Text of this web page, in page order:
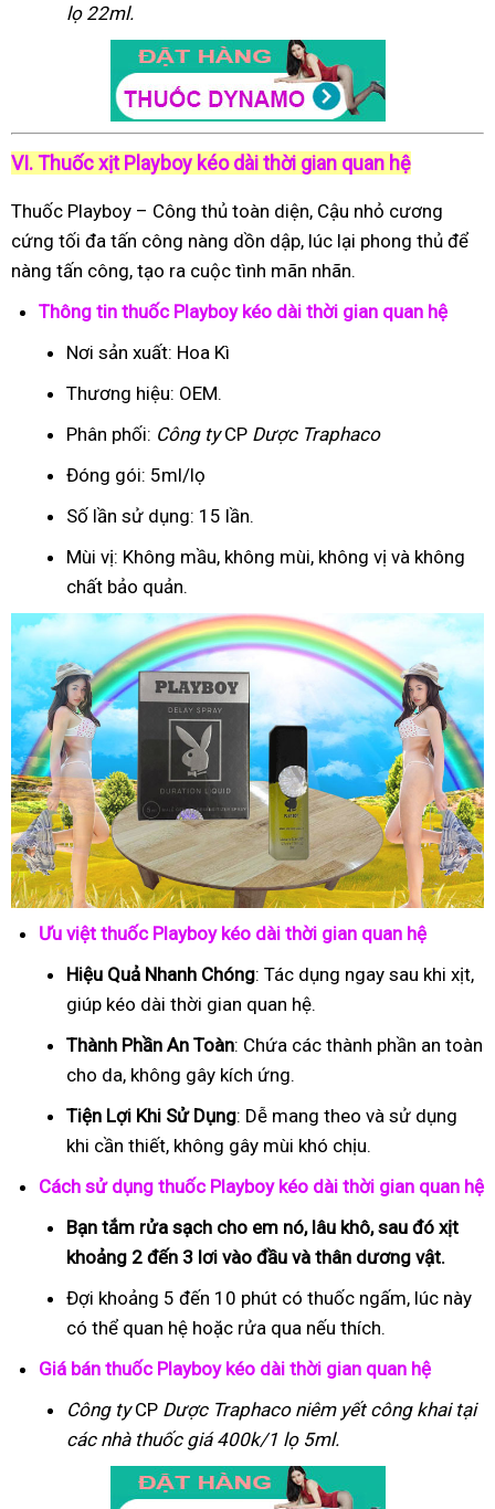
lọ 22ml.
VI. Thuốc xịt Playboy kéo dài thời gian quan hệ
Thuốc Playboy – Công thủ toàn diện, Cậu nhỏ cương
cứng tối đa tấn công nàng dồn dập, lúc lại phong thủ để
nàng tấn công, tạo ra cuộc tình mãn nhãn.
Thông tin thuốc Playboy kéo dài thời gian quan hệ
Nơi sản xuất: Hoa Kì
Thương hiệu: OEM.
Phân phối: Công tyCP Dược Traphaco
Đóng gói: 5ml/lọ
Số lần sử dụng: 15 lần.
Mùi vị: Không mầu, không mùi, không vị và không
chất bảo quản.
Ưu việt thuốc Playboy kéo dài thời gian quan hệ
Hiệu Quả Nhanh Chóng: Tác dụng ngay sau khi xịt,
giúp kéo dài thời gian quan hệ.
Thành Phần An Toàn: Chứa các thành phần an toàn
cho da, không gây kích ứng.
Tiện Lợi Khi Sử Dụng: Dễ mang theo và sử dụng
khi cần thiết, không gây mùi khó chịu.
Cách sử dụng thuốc Playboy kéo dài thời gian quan hệ
Bạn tắm rửa sạch cho em nó, lâu khô, sau đó xịt
khoảng 2 đến 3 lơi vào đầu và thân dương vật.
Đợi khoảng 5 đến 10 phút có thuốc ngấm, lúc này
có thể quan hệ hoặc rửa qua nếu thích.
Giá bán thuốc Playboy kéo dài thời gian quan hệ
Công tyCP Dược Traphaconiêm yết công khai tại
các nhà thuốc giá 400k/1 lọ 5ml.